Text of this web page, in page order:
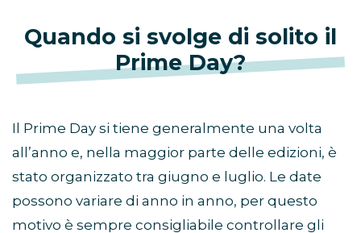
Quando si svolge di solito il
Prime Day?
Il Prime Day si tiene generalmente una volta
all’anno e, nella maggior parte delle edizioni, è
stato organizzato tra giugno e luglio. Le date
possono variare di anno in anno, per questo
motivo è sempre consigliabile controllare gli